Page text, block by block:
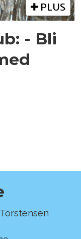
PLUS
- Bli